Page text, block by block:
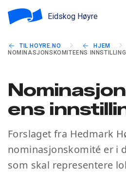
Eidskog Høyre
TIL HOYRE.NO HJEM
NOMINASJONSKOMITEENS INNSTILLING
ens
Forslaget fra Hedmark
nominasjonskomité er i
som skal representere